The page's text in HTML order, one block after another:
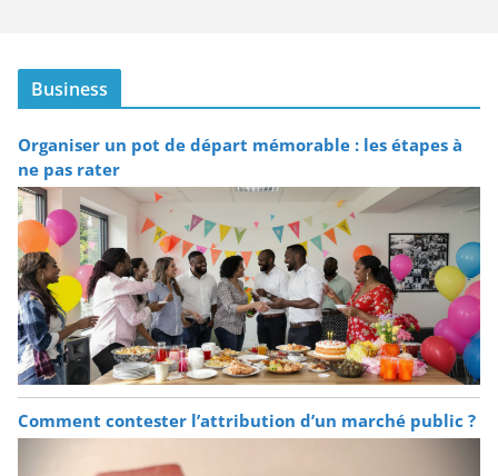
Business
Organiser un pot de départ mémorable : les étapes à
ne pas rater
Comment contester l’attribution d’un marché public ?